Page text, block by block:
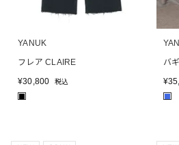
YANUK
フレア CLAIRE
¥30,800 税込
■
バ
¥
■